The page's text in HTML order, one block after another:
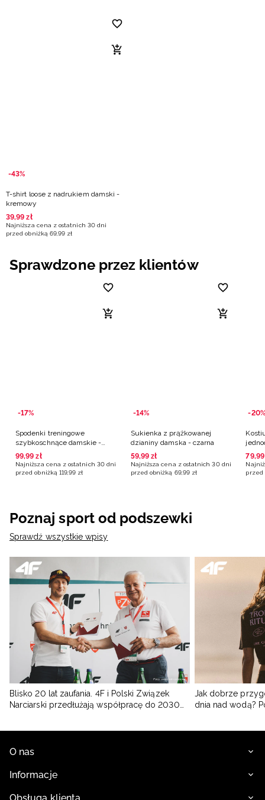
-43%
T-shirt loose z nadrukiem damski -
kremowy
39,99 zł
Najniższa cena z ostatnich 30 dni
przed obniżką 69,99 zł
Sprawdzone przez klientów
-17%
Spodenki treningowe
szybkoschnące damskie -
czarne
99,99 zł
Najniższa cena z ostatnich 30 dni
przed obniżką 119,99 zł
-14%
Sukienka z prążkowanej
dzianiny damska - czarna
59,99 zł
Najniższa cena z ostatnich 30 dni
przed obniżką 69,99 zł
-20%
79,99
przed
Poznaj sport od podszewki
Sprawdź wszystkie wpisy
Blisko 20 lat zaufania. 4F i Polski Związek
Narciarski przedłużają współpracę do 2030
Jak dobrze
dnia nad wodą?
O nas
Informacje
Obsługa klienta